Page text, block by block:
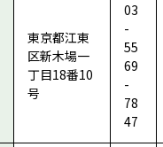
東京都江東
区新木場一
丁目18番10
号
03
-
55
69
-
78
47